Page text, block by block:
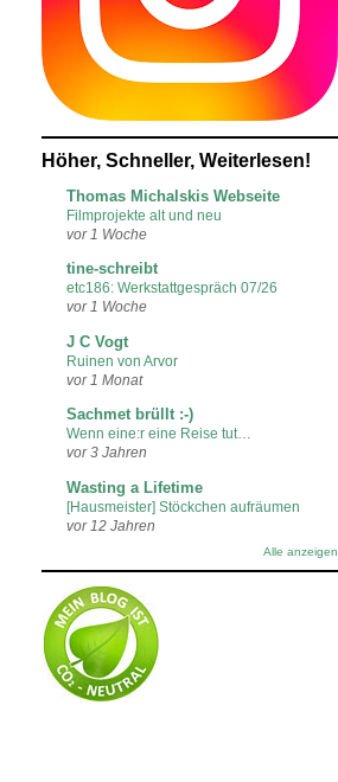
Höher, Schneller, Weiterlesen!
Thomas Michalskis Webseite
Filmprojekte alt und neu
vor 1 Woche
tine-schreibt
etc186: Werkstattgespräch 07/26
vor 1 Woche
J C Vogt
Ruinen von Arvor
vor 1 Monat
Sachmet brüllt :-)
Wenn eine:r eine Reise tut…
vor 3 Jahren
Wasting a Lifetime
[Hausmeister] Stöckchen aufräumen
vor 12 Jahren
Alle anzeigen